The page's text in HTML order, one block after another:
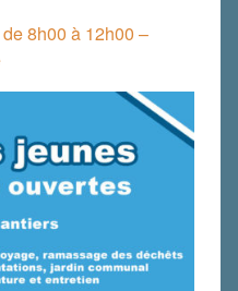
8h00 à 12h00 –